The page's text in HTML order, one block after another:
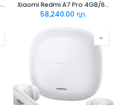
Xiaomi Redmi A7 Pro 4GB/64GB Black Xiaomi Redmi A7 Pro 4GB/64GB Mist Blue
58,240.00 դր.